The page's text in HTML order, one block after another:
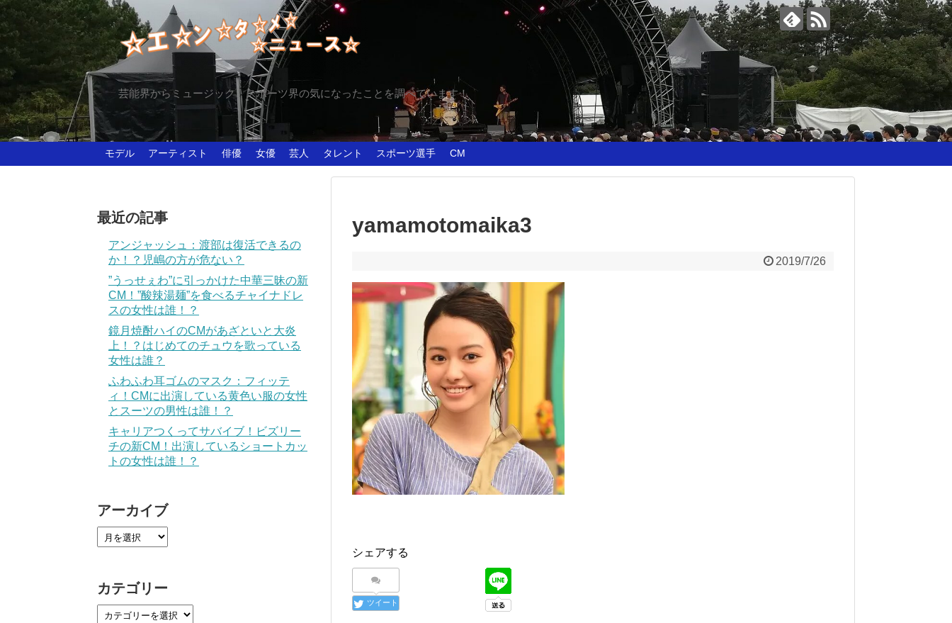
芸能界からミュージック、スポーツ界の気になったことを調べています！
モデル アーティスト 俳優 女優 芸人 タレント スポーツ選手 CM
yamamotomaika3
2019/7/26
シェアする
ツイート
最近の記事
アンジャッシュ：渡部は復活できるの
か！？児嶋の方が危ない？
”うっせぇわ”に引っかけた中華三昧の新
CM！”酸辣湯麺”を食べるチャイナドレ
スの女性は誰！？
鏡月焼酎ハイのCMがあざといと大炎
上！？はじめてのチュウを歌っている
女性は誰？
ふわふわ耳ゴムのマスク：フィッテ
ィ！CMに出演している黄色い服の女性
とスーツの男性は誰！？
キャリアつくってサバイブ！ビズリー
チの新CM！出演しているショートカッ
トの女性は誰！？
アーカイブ
カテゴリー